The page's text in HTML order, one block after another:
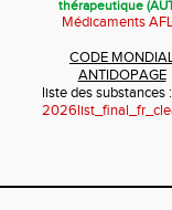
thérapeutique
Médicaments
CODE
ANTIDOPAGE
liste des substances :